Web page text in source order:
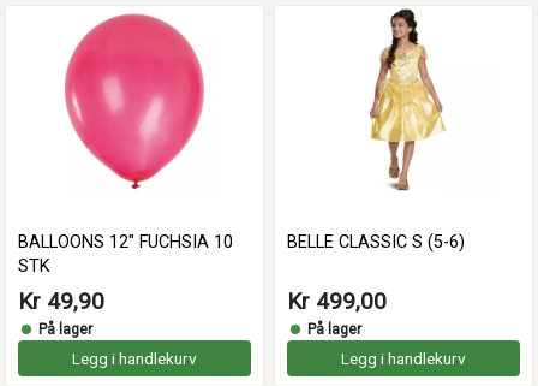
BALLOONS 12" FUCHSIA 10
STK
Kr 49,90
På lager
Legg i handlekurv
BELLE CLASSIC S (5-6)
Kr 499,00
På lager
Legg i handlekurv